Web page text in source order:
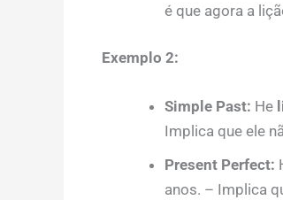
é que agora a
Exemplo 2:
Simple Past: He
Implica que ele
Present Perfect:
anos. – Implica